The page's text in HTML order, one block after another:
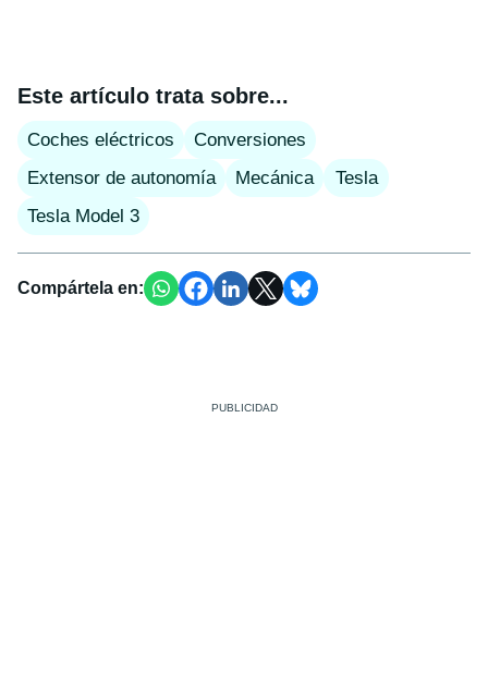
Este artículo trata sobre...
Coches eléctricos
Conversiones
Extensor de autonomía
Mecánica
Tesla
Tesla Model 3
Compártela en: